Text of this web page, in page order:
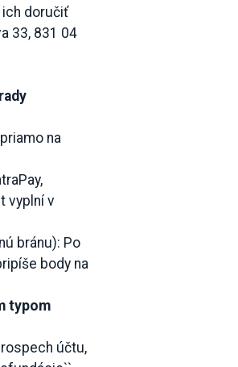
ich doručiť
33, 831 04
na
vyplní v
bránu): Po
body na
typom
účtu,